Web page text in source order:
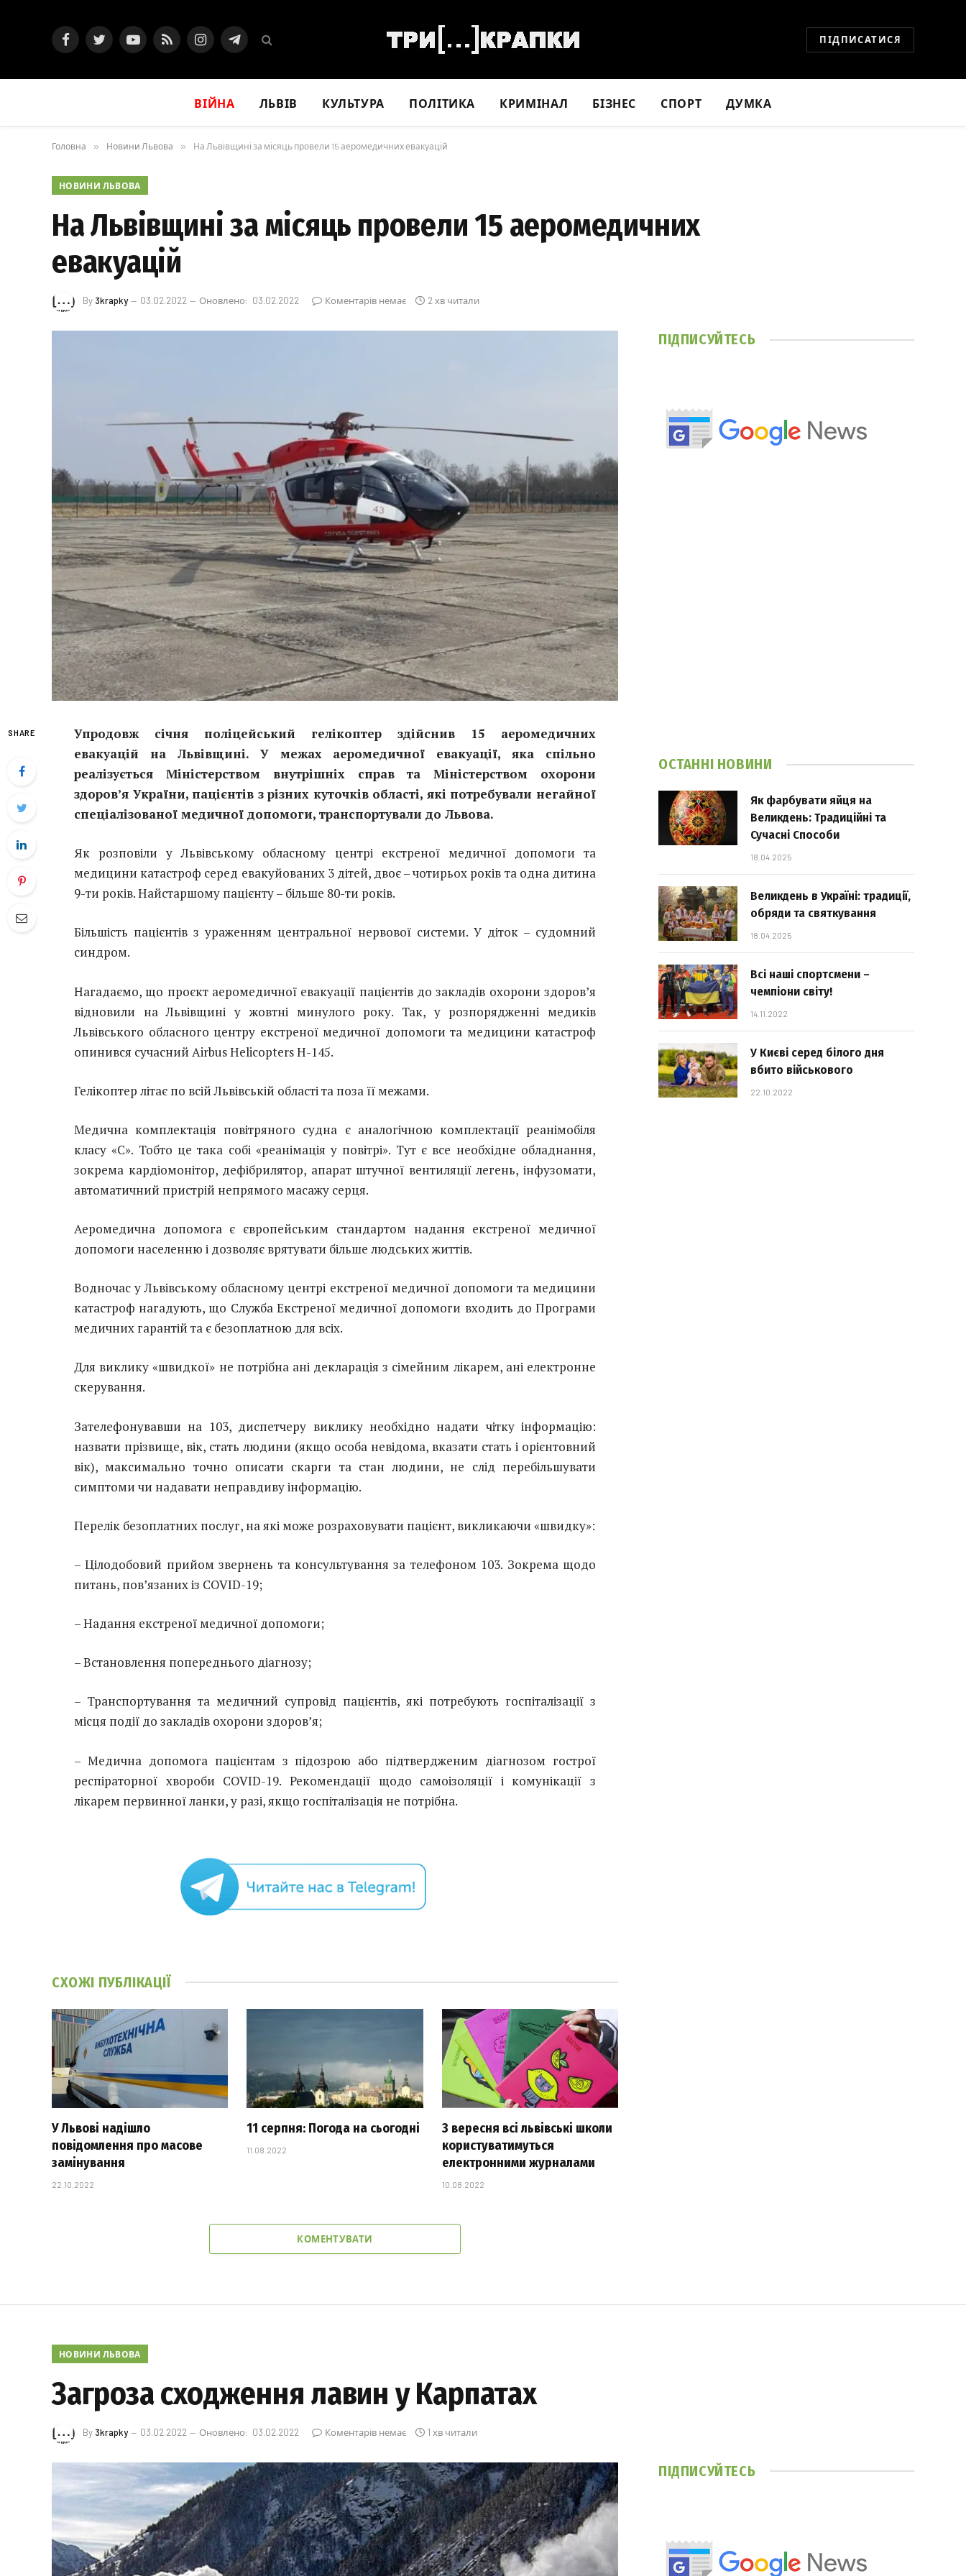
FacebookTwitterYouTubeRSS InstagramTelegram ПІДПИСАТИСЯ
ВІЙНА ЛЬВІВ КУЛЬТУРА ПОЛІТИКА КРИМІНАЛ БІЗНЕС СПОРТ ДУМКА
Головна » Новини Львова » На Львівщині за місяць провели 15 аеромедичних евакуацій
НОВИНИ ЛЬВОВА
На Львівщині за місяць провели 15 аеромедичних
евакуацій
By 3krapky 03.02.2022 Оновлено: 03.02.2022 Коментарів немає 2 хв читали
SHARE
Упродовж січня поліцейський гелікоптер здійснив 15 аеромедичних
евакуацій на Львівщині. У межах аеромедичної евакуації, яка спільно
реалізується Міністерством внутрішніх справ та Міністерством охорони
здоров’я України, пацієнтів з різних куточків області, які потребували негайної
спеціалізованої медичної допомоги, транспортували до Львова.
Як розповіли у Львівському обласному центрі екстреної медичної допомоги та
медицини катастроф серед евакуйованих 3 дітей, двоє – чотирьох років та одна дитина
9-ти років. Найстаршому пацієнту – більше 80-ти років.
Більшість пацієнтів з ураженням центральної нервової системи. У діток – судомний
синдром.
Нагадаємо, що проєкт аеромедичної евакуації пацієнтів до закладів охорони здоров’я
відновили на Львівщині у жовтні минулого року. Так, у розпорядженні медиків
Львівського обласного центру екстреної медичної допомоги та медицини катастроф
опинився сучасний Airbus Helicopters H-145.
Гелікоптер літає по всій Львівській області та поза її межами.
Медична комплектація повітряного судна є аналогічною комплектації реанімобіля
класу «С». Тобто це така собі «реанімація у повітрі». Тут є все необхідне обладнання,
зокрема кардіомонітор, дефібрилятор, апарат штучної вентиляції легень, інфузомати,
автоматичний пристрій непрямого масажу серця.
Аеромедична допомога є європейським стандартом надання екстреної медичної
допомоги населенню і дозволяє врятувати більше людських життів.
Водночас у Львівському обласному центрі екстреної медичної допомоги та медицини
катастроф нагадують, що Служба Екстреної медичної допомоги входить до Програми
медичних гарантій та є безоплатною для всіх.
Для виклику «швидкої» не потрібна ані декларація з сімейним лікарем, ані електронне
скерування.
Зателефонувавши на 103, диспетчеру виклику необхідно надати чітку інформацію:
назвати прізвище, вік, стать людини (якщо особа невідома, вказати стать і орієнтовний
вік), максимально точно описати скарги та стан людини, не слід перебільшувати
симптоми чи надавати неправдиву інформацію.
Перелік безоплатних послуг, на які може розраховувати пацієнт, викликаючи «швидку»:
– Цілодобовий прийом звернень та консультування за телефоном 103. Зокрема щодо
питань, пов’язаних із COVID-19;
– Надання екстреної медичної допомоги;
– Встановлення попереднього діагнозу;
– Транспортування та медичний супровід пацієнтів, які потребують госпіталізації з
місця події до закладів охорони здоров’я;
– Медична допомога пацієнтам з підозрою або підтвердженим діагнозом гострої
респіраторної хвороби COVID-19. Рекомендації щодо самоізоляції і комунікації з
лікарем первинної ланки, у разі, якщо госпіталізація не потрібна.
СХОЖІ ПУБЛІКАЦІЇ
У Львові надішло
повідомлення про масове
замінування
22.10.2022
11 серпня: Погода на сьогодні
11.08.2022
З вересня всі львівські школи
користуватимуться
електронними журналами
10.08.2022
КОМЕНТУВАТИ
ПІДПИСУЙТЕСЬ
ОСТАННІ НОВИНИ
Як фарбувати яйця на
Великдень: Традиційні та
Сучасні Способи
18.04.2025
Великдень в Україні: традиції,
обряди та святкування
18.04.2025
Всі наші спортсмени –
чемпіони світу!
14.11.2022
У Києві серед білого дня
вбито військового
22.10.2022
НОВИНИ ЛЬВОВА
Загроза сходження лавин у Карпатах
By 3krapky 03.02.2022 Оновлено: 03.02.2022 Коментарів немає 1 хв читали
ПІДПИСУЙТЕСЬ